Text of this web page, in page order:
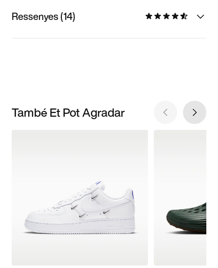
Ressenyes (14)
També Et Pot Agradar